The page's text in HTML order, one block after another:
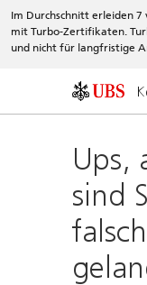
Im Durchschnitt erleiden
mit Turbo-Zertifikaten.
und nicht für langfristige
Ups,
sind